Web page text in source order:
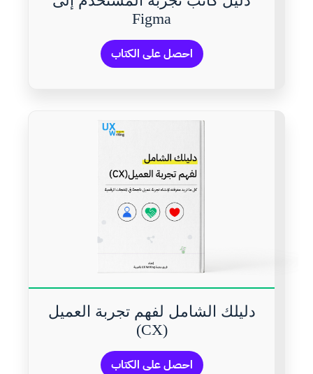
Figma
احصل على الكتاب
دليلك الشامل لفهم تجربة العميل
(CX)
احصل على الكتاب